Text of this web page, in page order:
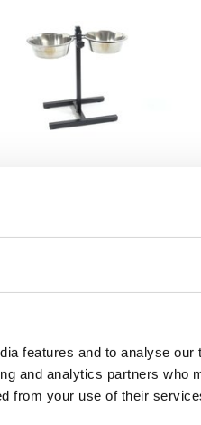
features and to analyse our
and analytics partners who
from your use of their
2x2.8 liter
In winkelwagen